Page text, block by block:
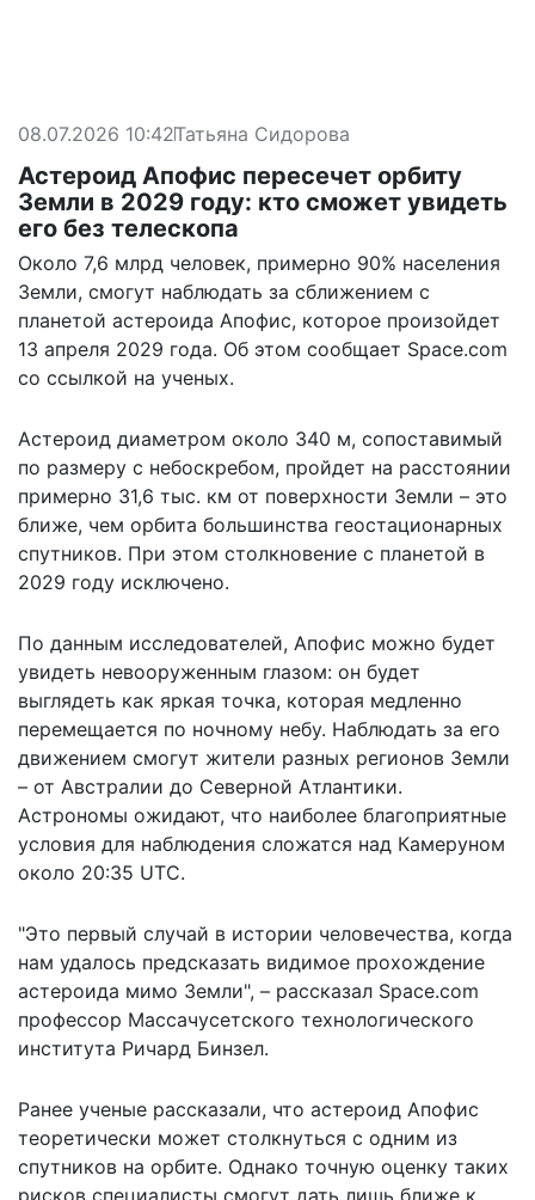
08.07.2026 10:42Татьяна Сидорова
Астероид Апофис пересечет орбиту
Земли в 2029 году: кто сможет увидеть
его без телескопа
Около 7,6 млрд человек, примерно 90% населения
Земли, смогут наблюдать за сближением с
планетой астероида Апофис, которое произойдет
13 апреля 2029 года. Об этом сообщает Space.com
со ссылкой на ученых.
Астероид диаметром около 340 м, сопоставимый
по размеру с небоскребом, пройдет на расстоянии
примерно 31,6 тыс. км от поверхности Земли – это
ближе, чем орбита большинства геостационарных
спутников. При этом столкновение с планетой в
2029 году исключено.
По данным исследователей, Апофис можно будет
увидеть невооруженным глазом: он будет
выглядеть как яркая точка, которая медленно
перемещается по ночному небу. Наблюдать за его
движением смогут жители разных регионов Земли
– от Австралии до Северной Атлантики.
Астрономы ожидают, что наиболее благоприятные
условия для наблюдения сложатся над Камеруном
около 20:35 UTC.
"Это первый случай в истории человечества, когда
нам удалось предсказать видимое прохождение
астероида мимо Земли", – рассказал Space.com
профессор Массачусетского технологического
института Ричард Бинзел.
Ранее ученые рассказали, что астероид Апофис
теоретически может столкнуться с одним из
спутников на орбите. Однако точную оценку таких
рисков специалисты смогут дать лишь ближе к